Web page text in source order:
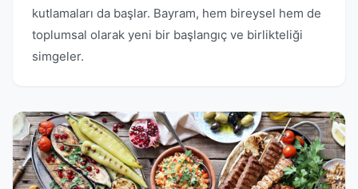
kutlamaları da başlar. Bayram, hem bireysel hem de
toplumsal olarak yeni bir başlangıç ve birlikteliği
simgeler.